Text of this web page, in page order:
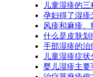
儿童湿疹的
孕妇得了湿疹
风疹和麻疹、
什么是皮肤划
手部湿疹的治
儿童湿疹症状
婴儿湿疹主要